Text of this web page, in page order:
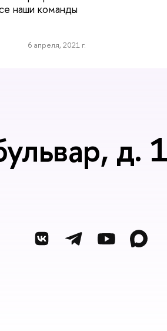
наши команды
6 апреля, 2021 г.
д.